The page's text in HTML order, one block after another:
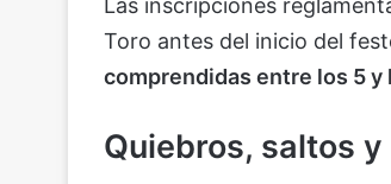
Las inscripciones
Toro antes del inicio del
comprendidas entre los 5 y
Quiebros, saltos